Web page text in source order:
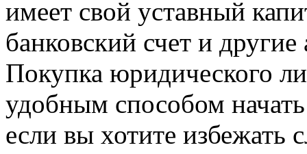
имеет свой уставный
банковский счет и
Покупка юридического
удобным способом
если вы хотите избежать